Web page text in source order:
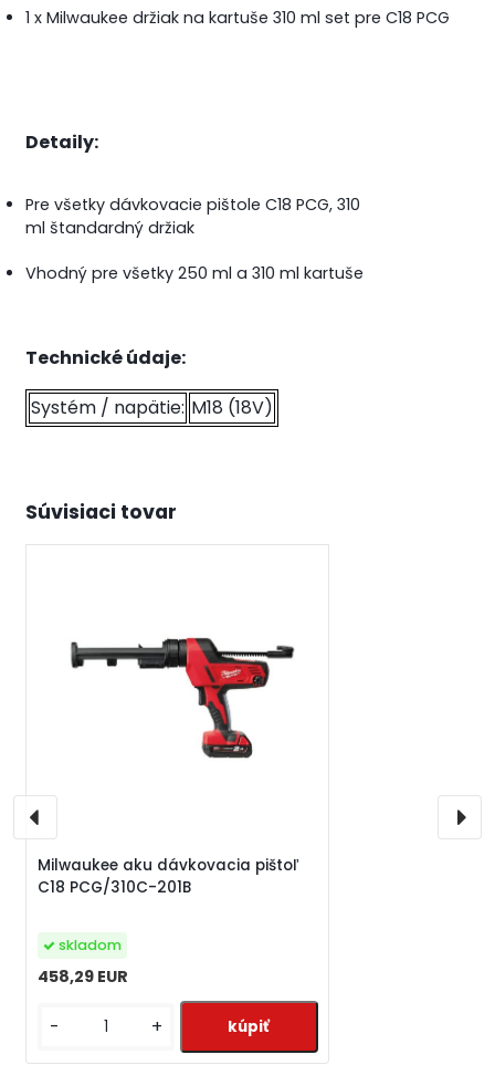
1 x Milwaukee držiak na kartuše 310 ml set pre C18 PCG
Detaily:
Pre všetky dávkovacie pištole C18 PCG, 310
ml štandardný držiak
Vhodný pre všetky 250 ml a 310 ml kartuše
Technické údaje:
Systém / napätie: M18 (18V)
Súvisiaci tovar
Milwaukee aku dávkovacia pištoľ
C18 PCG/310C-201B
458,29 EUR
skladom
- +